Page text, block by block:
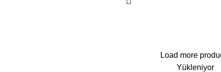
Load more
Yükleniyor